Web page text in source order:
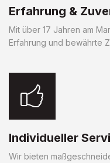
Erfahrung &
Mit über 17 Jahren am
Erfahrung und bewährte
Individueller
Wir bieten